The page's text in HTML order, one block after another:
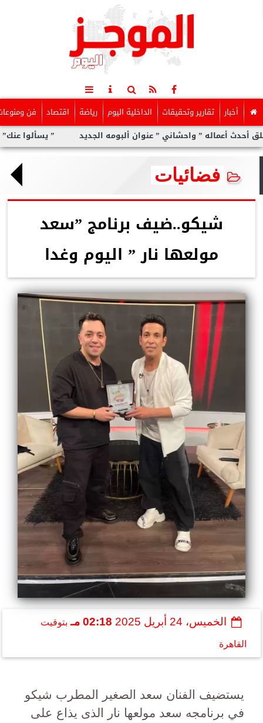
أخبار تقارير وتحقيقات الداخلية اليوم رياضة اقتصاد فن
” يسألوا عنك” أولى مفاجآت ” واحشاني ” عنوان ألبومه الجديد
فضائيات
شيكو..ضيف برنامج ”سعد
مولعها نار ” اليوم وغدا
الخميس، 24 أبريل 2025 02:18 مـ بتوقيت
القاهرة
يستضيف الفنان سعد الصغير المطرب شيكو
في برنامجه سعد مولعها نار الذى يذاع على